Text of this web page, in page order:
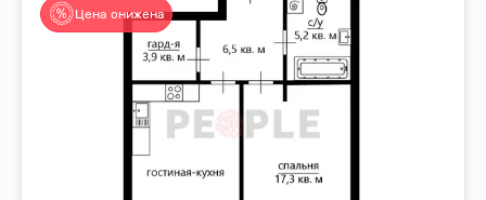
Цена снижена